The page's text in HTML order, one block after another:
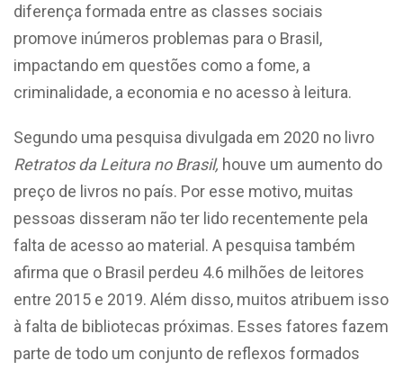
diferença formada entre as classes sociais
promove inúmeros problemas para o Brasil,
impactando em questões como a fome, a
criminalidade, a economia e no acesso à leitura.
Segundo uma pesquisa divulgada em 2020 no livro
Retratos da Leitura no Brasil, houve um aumento do
preço de livros no país. Por esse motivo, muitas
pessoas disseram não ter lido recentemente pela
falta de acesso ao material. A pesquisa também
afirma que o Brasil perdeu 4.6 milhões de leitores
entre 2015 e 2019. Além disso, muitos atribuem isso
à falta de bibliotecas próximas. Esses fatores fazem
parte de todo um conjunto de reflexos formados